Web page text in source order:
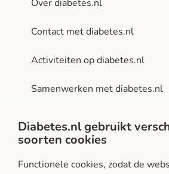
Over diabetes.nl
Contact met diabetes.nl
Activiteiten op diabetes.nl
Samenwerken met diabetes.nl
Diabetes.nl gebruikt
soorten cookies
Functionele cookies, zodat de